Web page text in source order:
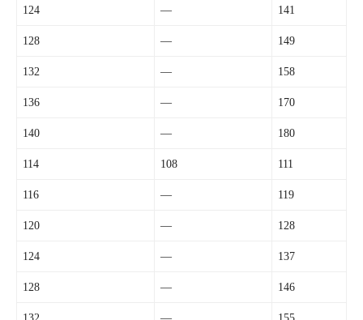
124 — 141
128 — 149
132 — 158
136 — 170
140 — 180
114 108 111
116 — 119
120 — 128
124 — 137
128 — 146
132 — 155